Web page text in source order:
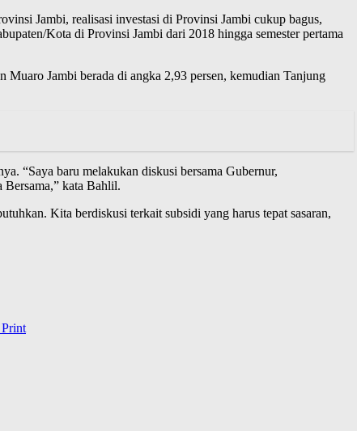
Jambi, realisasi investasi di Provinsi Jambi cukup bagus,
Kota di Provinsi Jambi dari 2018 hingga semester pertama
Muaro Jambi berada di angka 2,93 persen, kemudian Tanjung
“Saya baru melakukan diskusi bersama Gubernur,
kata Bahlil.
Kita berdiskusi terkait subsidi yang harus tepat sasaran,
Print